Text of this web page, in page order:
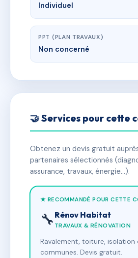
Individuel
PPT (PLAN TRAVAUX)
Non concerné
🤝 Services pour cette
Obtenez un devis gratuit
partenaires sélectionnés
assurance, travaux, énergie…).
★ RECOMMANDÉ POUR CETTE
🔧 Rénov Habitat
TRAVAUX & RÉNOVATION
Ravalement, toiture, isolation
communes. Devis gratuit.